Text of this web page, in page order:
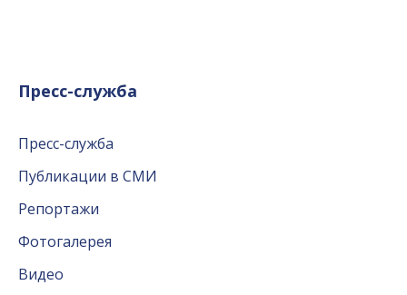
Пресс-служба
Пресс-служба
Публикации в СМИ
Репортажи
Фотогалерея
Видео